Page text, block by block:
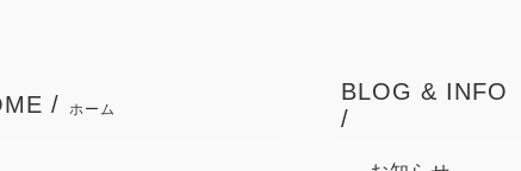
/ ホーム
BLOG & INFO
/